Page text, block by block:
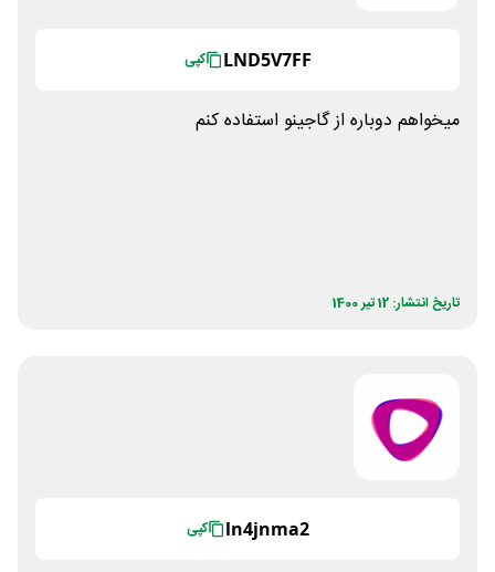
LND5V7FF کپی
میخواهم دوباره از گاجینو استفاده کنم
تاریخ انتشار: 12 تیر 1400
ln4jnma2 کپی